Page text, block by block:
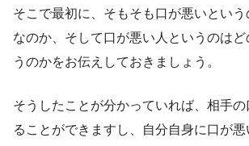
そこで最初に、そもそも口が悪いという
なのか、そして口が悪い人というのは
うのかをお伝えしておきましょう。
そうしたことが分かっていれば、相手
ることができますし、自分自身に口が悪